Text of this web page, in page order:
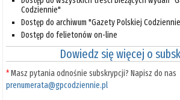
Codziennie"
Dostęp do archiwum "Gazety Polskiej
Dostęp do felietonów on-line
Dowiedz się więcej o
*Masz pytania odnośnie subskrypcji? Napisz do nas
prenumerata@gpcodziennie.pl